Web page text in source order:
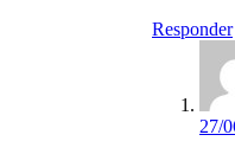
Responder
27/